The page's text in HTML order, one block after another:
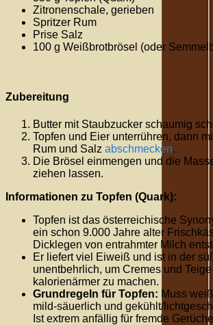
Zitronenschale, gerieben
Spritzer Rum
Prise Salz
100 g Weißbrotbrösel (oder
Zubereitung
Butter mit Staubzucker schaumig
Topfen und Eier unterrühren, dann
Rum und Salz abschmecken.
Die Brösel einmengen und die
ziehen lassen.
Informationen zu Topfen (Quark):
Topfen ist das österreichische
ein schon 9.000 Jahre alter
Dicklegen von entrahmter Milch
Er liefert viel Eiweiß und ist in der
unentbehrlich, um Cremes und
kalorienärmer zu machen.
Grundregeln für Topfen: Muss
mild-säuerlich und gekühlt/
Ist extrem anfällig für fremde